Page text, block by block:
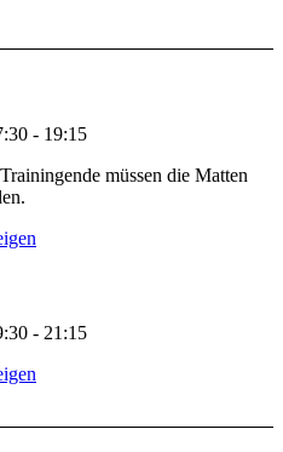
- 19:15
müssen die Matten
- 21:15